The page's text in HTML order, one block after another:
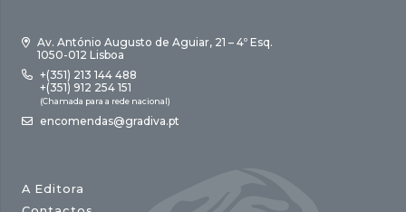
Av. António Augusto de Aguiar, 21 – 4º Esq.
1050-012 Lisboa
+(351) 213 144 488
+(351) 912 254 151
(Chamada para a rede nacional)
encomendas@gradiva.pt
A Editora